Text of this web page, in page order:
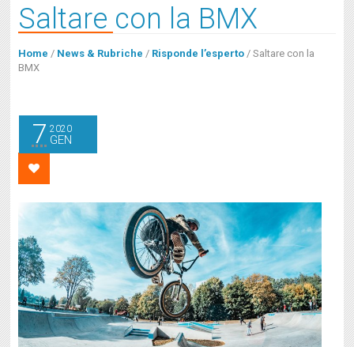
Saltare con la BMX
Home / News & Rubriche / Risponde l’esperto /Saltare con la
BMX
7 2020
GEN